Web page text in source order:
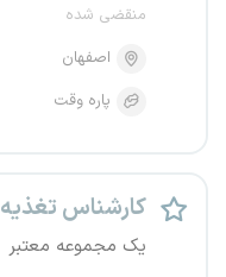
منقضی شده
اصفهان
پاره وقت
کارشناس تغذیه
یک مجموعه معتبر